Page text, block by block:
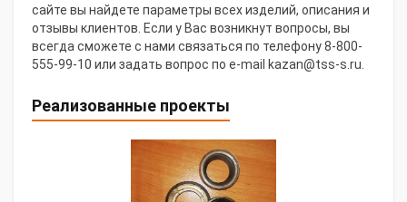
сайте вы найдете параметры всех изделий, описания и
отзывы клиентов. Если у Вас возникнут вопросы, вы
всегда сможете с нами связаться по телефону 8-800-
555-99-10 или задать вопрос по e-mail kazan@tss-s.ru.
Реализованные проекты